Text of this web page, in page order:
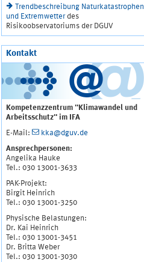
Trendbeschreibung Naturkatastrophen
und Extremwetterdes
Risikoobservatoriums der DGUV
Kontakt
Kompetenzzentrum "Klimawandel und
Arbeitsschutz" im IFA
E-Mail:
kka@dguv.de
Ansprechpersonen:
Angelika Hauke
Tel.: 030 13001-3633
PAK-Projekt:
Birgit Heinrich
Tel.: 030 13001-3250
Physische Belastungen:
Dr. Kai Heinrich
Tel.: 030 13001-3451
Dr. Britta Weber
Tel.: 030 13001-3030